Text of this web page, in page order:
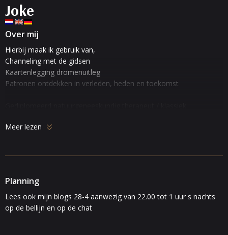
Joke
Over mij
Hierbij maak ik gebruik van,
Channeling met de gidsen
Kaartenlegging dromenuitleg
Patronen ontdekken in verleden, heden en toekomst
Altijd eerlijk antwoord op uw vragen
In liefde en kracht Joke
Meer lezen
Planning
Lees ook mijn blogs 28-4 aanwezig van 22.00 tot 1 uur s nachts
op de bellijn en op de chat